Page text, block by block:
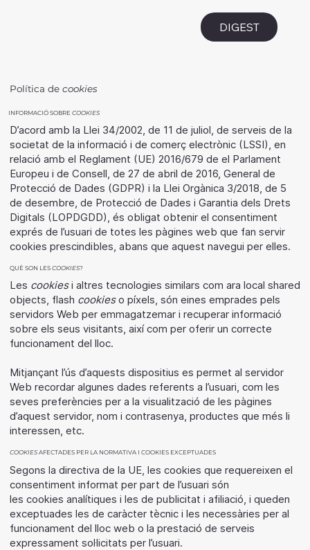
DIGEST
Política de cookies
INFORMACIÓ SOBRE COOKIES
D’acord amb la Llei 34/2002, de 11 de juliol, de serveis de la
societat de la informació i de comerç electrònic (LSSI), en
relació amb el Reglament (UE) 2016/679 de el Parlament
Europeu i de Consell, de 27 de abril de 2016, General de
Protecció de Dades (GDPR) i la Llei Orgànica 3/2018, de 5
de desembre, de Protecció de Dades i Garantia dels Drets
Digitals (LOPDGDD), és obligat obtenir el consentiment
exprés de l’usuari de totes les pàgines web que fan servir
cookies prescindibles, abans que aquest navegui per elles.
QUÈ SON LES COOKIES?
Les cookiesi altres tecnologies similars com ara local shared
objects, flash cookieso píxels, són eines emprades pels
servidors Web per emmagatzemar i recuperar informació
sobre els seus visitants, així com per oferir un correcte
funcionament del lloc.
Mitjançant l’ús d’aquests dispositius es permet al servidor
Web recordar algunes dades referents a l’usuari, com les
seves preferències per a la visualització de les pàgines
d’aquest servidor, nom i contrasenya, productes que més li
interessen, etc.
COOKIESAFECTADES PER LA NORMATIVA I COOKIES EXCEPTUADES
Segons la directiva de la UE, les cookies que requereixen el
consentiment informat per part de l’usuari són
les cookies analítiques i les de publicitat i afiliació, i queden
exceptuades les de caràcter tècnic i les necessàries per al
funcionament del lloc web o la prestació de serveis
expressament sol·licitats per l’usuari.